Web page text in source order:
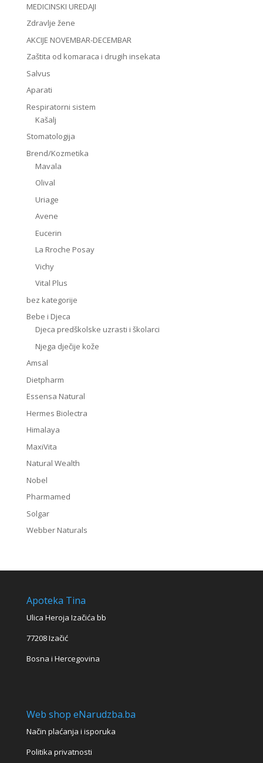
MEDICINSKI UREDAJI
Zdravlje žene
AKCIJE NOVEMBAR-DECEMBAR
Zaštita od komaraca i drugih insekata
Salvus
Aparati
Respiratorni sistem
Kašalj
Stomatologija
Brend/Kozmetika
Mavala
Olival
Uriage
Avene
Eucerin
La Rroche Posay
Vichy
Vital Plus
bez kategorije
Bebe i Djeca
Djeca predškolske uzrasti i školarci
Njega dječije kože
Amsal
Dietpharm
Essensa Natural
Hermes Biolectra
Himalaya
MaxiVita
Natural Wealth
Nobel
Pharmamed
Solgar
Webber Naturals
Apoteka Tina
Ulica Heroja Izačića bb
77208 Izačić
Bosna i Hercegovina
Web shop eNarudzba.ba
Način plaćanja i isporuka
Politika privatnosti